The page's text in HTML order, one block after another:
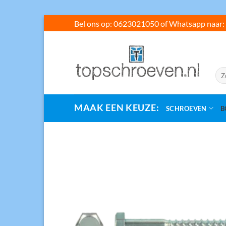
naar
Bel ons op: 0623021050 of Whatsapp
MAAK EEN KEUZE: SCHROEVEN